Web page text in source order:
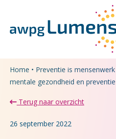
Home • Preventie is mensenwerk
mentale gezondheid en preventie
Terug naar overzicht
26 september 2022